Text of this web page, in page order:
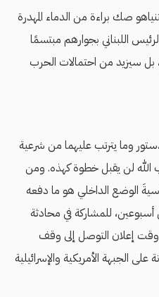
صك براءة من الدماء المهدرة
اللبناني بجوارهم مبتسمًا
بل سيزيد من احتمالات الحرب
وما يترتب عليهما من شرعية
الله لن يقبل خطوة كهذه. ومن
الوضع الداخلي هو ما دفعه
للمشاركة في محادثة
وقت إعلان التوصل إلى وقف
على الجبهة الأمريكية والإسرائيلية